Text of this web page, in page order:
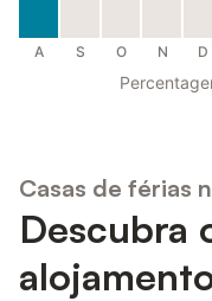
A S O N D
Casas de férias
Descubra